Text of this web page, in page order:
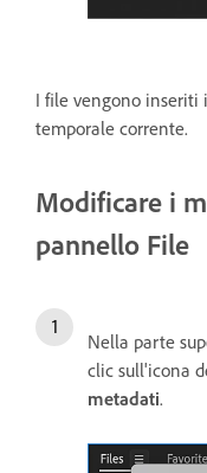
I file vengono inseriti
temporale corrente.
Modificare i
pannello File
Nella parte
clic sull'icona
metadati.